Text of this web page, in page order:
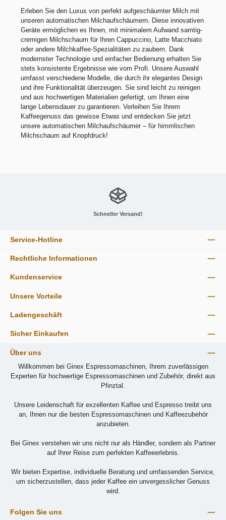
Erleben Sie den Luxus von perfekt aufgeschäumter Milch mit
unseren automatischen Milchaufschäumern. Diese innovativen
Geräte ermöglichen es Ihnen, mit minimalem Aufwand samtig-
cremigen Milchschaum für Ihren Cappuccino, Latte Macchiato
oder andere Milchkaffee-Spezialitäten zu zaubern. Dank
modernster Technologie und einfacher Bedienung erhalten Sie
stets konsistente Ergebnisse wie vom Profi. Unsere Auswahl
umfasst verschiedene Modelle, die durch ihr elegantes Design
und ihre Funktionalität überzeugen. Sie sind leicht zu reinigen
und aus hochwertigen Materialien gefertigt, um Ihnen eine
lange Lebensdauer zu garantieren. Verleihen Sie Ihrem
Kaffeegenuss das gewisse Etwas und entdecken Sie jetzt
unsere automatischen Milchaufschäumer – für himmlischen
Milchschaum auf Knopfdruck!
Schneller Versand!
Service-Hotline
Rechtliche Informationen
Kundenservice
Unsere Vorteile
Ladengeschäft
Sicher Einkaufen
Über uns
Willkommen bei Ginex Espressomaschinen, Ihrem zuverlässigen
Experten für hochwertige Espressomaschinen und Zubehör, direkt aus
Pfinztal.
Unsere Leidenschaft für exzellenten Kaffee und Espresso treibt uns
an, Ihnen nur die besten Espressomaschinen und Kaffeezubehör
anzubieten.
Bei Ginex verstehen wir uns nicht nur als Händler, sondern als Partner
auf Ihrer Reise zum perfekten Kaffeeerlebnis.
Wir bieten Expertise, individuelle Beratung und umfassenden Service,
um sicherzustellen, dass jeder Kaffee ein unvergesslicher Genuss
wird.
Folgen Sie uns